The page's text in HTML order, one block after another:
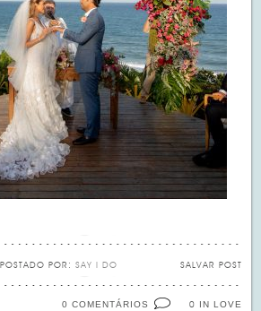
SALVAR POST
POSTADO POR: SAY I DO
0 IN LOVE
0 COMENTÁRIOS